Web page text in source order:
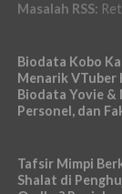
Masalah RSS:
Biodata Kobo
Menarik VTuber
Biodata Yovie &
Personel, dan
Tafsir Mimpi
Shalat di